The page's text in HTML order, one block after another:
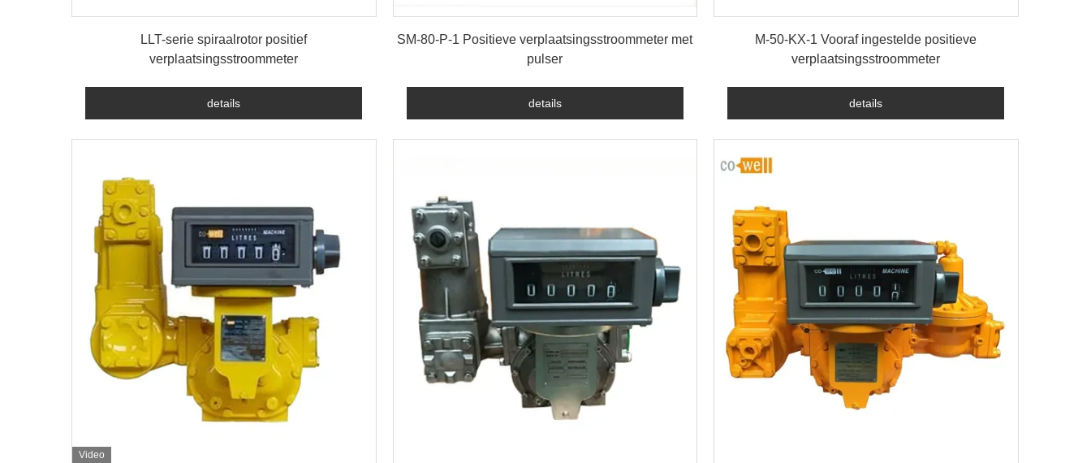
LLT-serie spiraalrotor positief
verplaatsingsstroommeter
details
SM-80-P-1 Positieve verplaatsingsstroommeter met
pulser
details
M-50-KX-1 Vooraf ingestelde positieve
verplaatsingsstroommeter
details
Video